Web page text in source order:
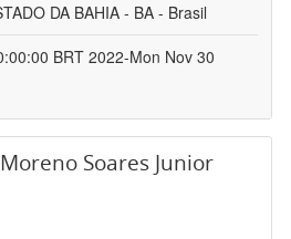
DA BAHIA - BA - Brasil
BRT 2022-Mon Nov 30
Soares Junior